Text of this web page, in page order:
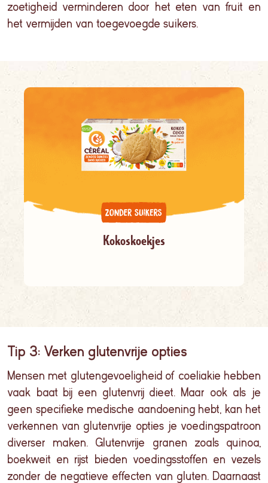
zoetigheid verminderen door het eten van fruit en
het vermijden van toegevoegde suikers.
Kokoskoekjes
Tip 3: Verken glutenvrije opties
Mensen met glutengevoeligheid of coeliakie hebben
vaak baat bij een glutenvrij dieet. Maar ook als je
geen specifieke medische aandoening hebt, kan het
verkennen van glutenvrije opties je voedingspatroon
diverser maken. Glutenvrije granen zoals quinoa,
boekweit en rijst bieden voedingsstoffen en vezels
zonder de negatieve effecten van gluten. Daarnaast